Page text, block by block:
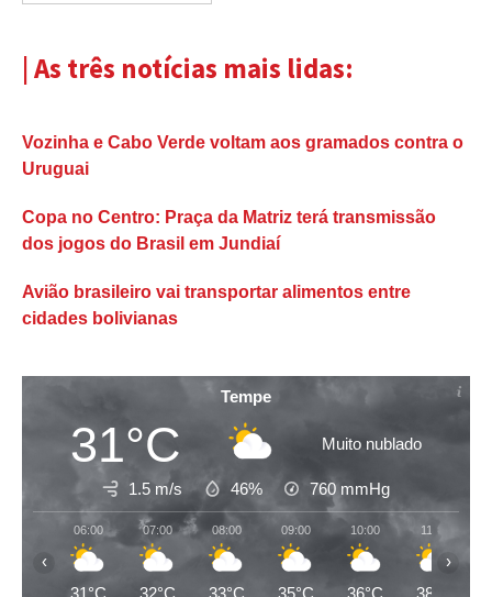
| As três notícias mais lidas:
Vozinha e Cabo Verde voltam aos gramados contra o
Uruguai
Copa no Centro: Praça da Matriz terá transmissão
dos jogos do Brasil em Jundiaí
Avião brasileiro vai transportar alimentos entre
cidades bolivianas
Tempe
31°C Muito nublado
1.5 m/s 46% 760 mmHg
06:00 07:00 08:00 09:00 10:00 11:00
‹ ›